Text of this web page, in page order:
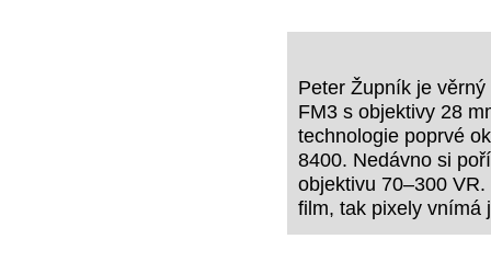
Peter Župník je
FM3 s objektivy 28
technologie poprvé
8400. Nedávno si
objektivu 70–300
film, tak pixely vnímá